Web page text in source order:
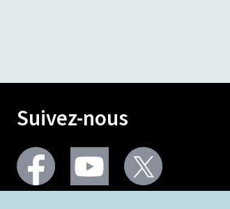
Suivez-nous
Facebook Youtube